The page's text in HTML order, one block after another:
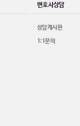
변호사상담
상담게시판
1:1문의